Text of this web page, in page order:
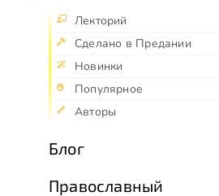
Лекторий
Сделано в Предании
Новинки
Популярное
Авторы
Блог
Православный